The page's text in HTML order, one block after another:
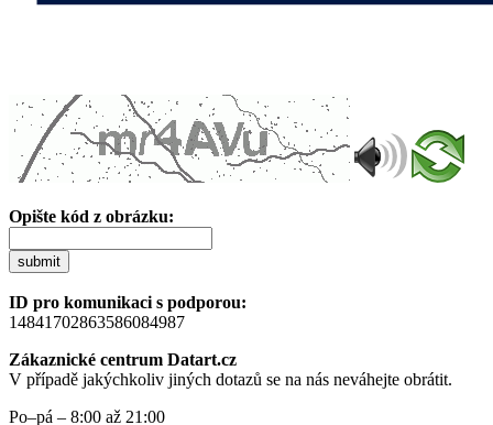
Opište kód z obrázku:
submit
ID pro komunikaci s podporou:
14841702863586084987
Zákaznické centrum Datart.cz
V případě jakýchkoliv jiných dotazů se na nás neváhejte obrátit.
Po–pá – 8:00 až 21:00